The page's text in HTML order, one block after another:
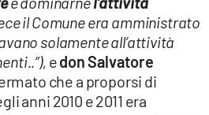
il Comune era amministrato
solamente all’attività
edon Salvatore
che a proporsi di
anni 2010 e 2011 era